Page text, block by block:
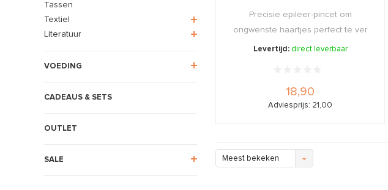
Tassen
Textiel
Literatuur
VOEDING
CADEAUS & SETS
OUTLET
SALE
Precisie epileer-pincet om
ongwenste haartjes perfect te ver
...
Levertijd: direct leverbaar
18,90
Adviesprijs: 21,00
Meest bekeken